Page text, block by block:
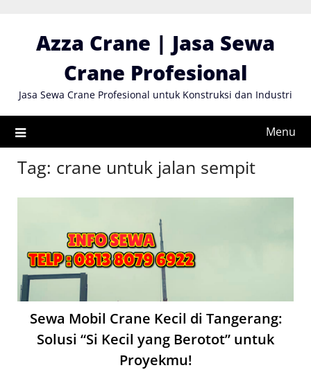
contentAzza Crane | Jasa Sewa
Crane Profesional
Jasa Sewa Crane Profesional untuk Konstruksi dan Industri
Menu
Tag: crane untuk jalan sempit
Sewa Mobil Crane Kecil di Tangerang:
Solusi “Si Kecil yang Berotot” untuk
Proyekmu!